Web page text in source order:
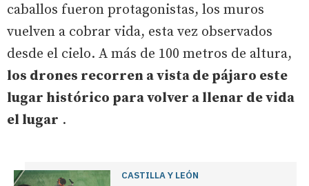
caballos fueron protagonistas, los muros
vuelven a cobrar vida, esta vez observados
desde el cielo. A más de 100 metros de altura,
los drones recorren a vista de pájaro este
lugar histórico para volver a llenar de vida
el lugar .
CASTILLA Y LEÓN